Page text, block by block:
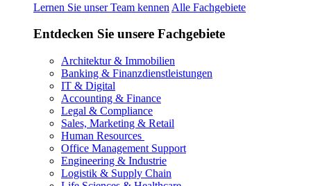
Lernen Sie unser Team kennen Alle Fachgebiete
Entdecken Sie unsere Fachgebiete
Architektur & Immobilien
Banking & Finanzdienstleistungen
IT & Digital
Accounting & Finance
Legal & Compliance
Sales, Marketing & Retail
Human Resources
Office Management Support
Engineering & Industrie
Logistik & Supply Chain